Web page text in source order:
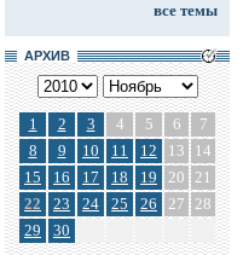
все темы
АРХИВ
1 2 3 4 5 6
7
8
9 10 11 12 13
14
15
16 17 18 19 20 21
22
23 24 25 26 27 28
29
30